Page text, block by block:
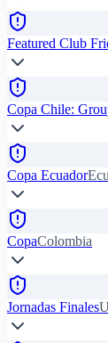
Featured Club
Copa Chile:
Copa Ecuador
CopaColombia
Jornadas Finales